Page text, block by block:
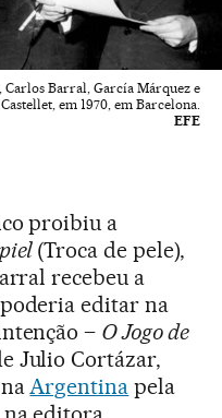
Barral, García Márquez e
em 1970, em Barcelona.
EFE
proibiu a
(Troca de pele),
recebeu a
editar na
– O Jogo de
Julio Cortázar,
Argentina pela